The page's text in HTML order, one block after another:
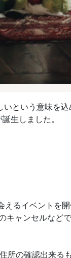
という意味を込
生しました。
えるイベントを
キャンセルなど
の確認出来る